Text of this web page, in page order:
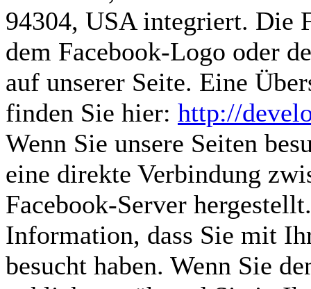
94304, USA integriert. Die
dem Facebook-Logo oder
auf unserer Seite. Eine
finden Sie hier: http://
Wenn Sie unsere Seiten
eine direkte Verbindung
Facebook-Server
Information, dass Sie mit
besucht haben. Wenn Sie